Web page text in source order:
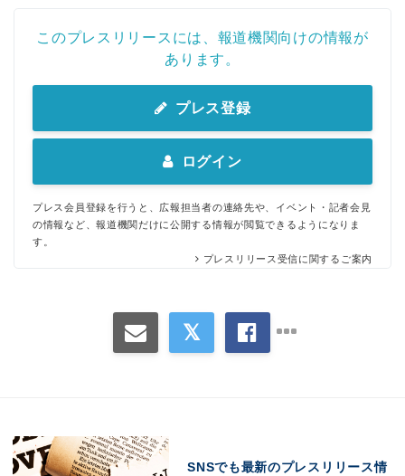
このプレスリリースには、報道機関向けの情報が
あります。
プレス登録
ログイン
プレス会員登録を行うと、広報担当者の連絡先や、イベント・記者会見
の情報など、報道機関だけに公開する情報が閲覧できるようになりま
す。
プレスリリース受信に関するご案内
SNSでも最新のプレスリリース情